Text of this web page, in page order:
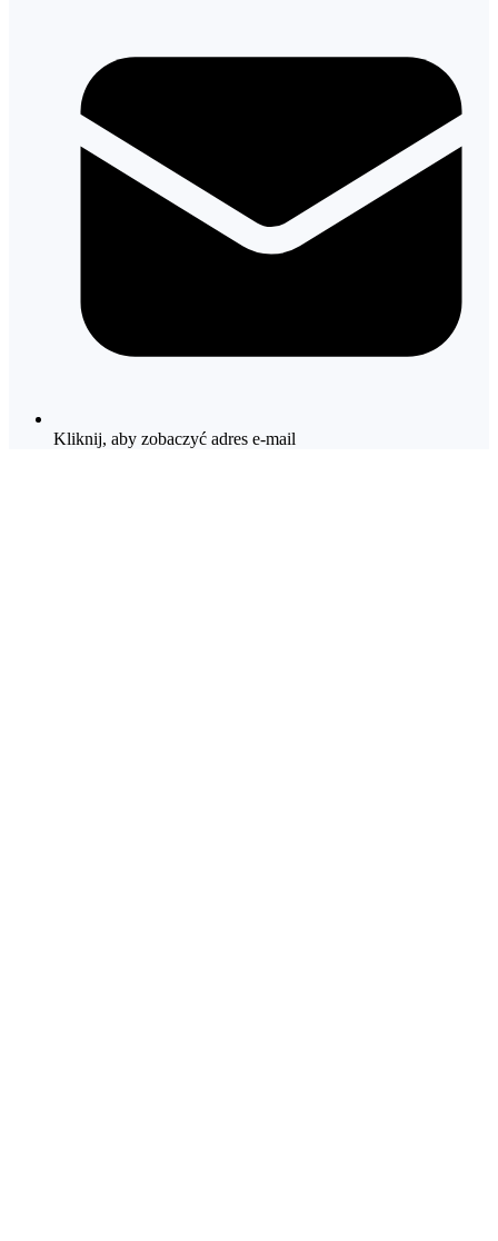
Kliknij, aby zobaczyć adres e-mail